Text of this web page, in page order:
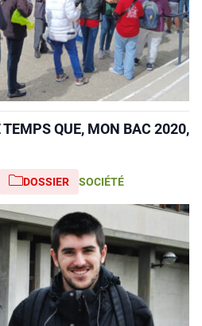
TEMPS QUE, MON BAC 2020,
DOSSIER SOCIÉTÉ